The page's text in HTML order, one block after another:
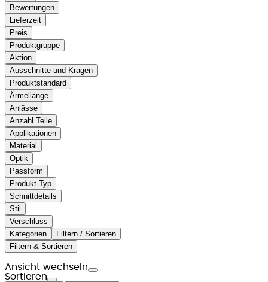
Bewertungen
Lieferzeit
Preis
Produktgruppe
Aktion
Ausschnitte und Kragen
Produktstandard
Ärmellänge
Anlässe
Anzahl Teile
Applikationen
Material
Optik
Passform
Produkt-Typ
Schnittdetails
Stil
Verschluss
Kategorien
Filtern / Sortieren
Filtern & Sortieren
Ansicht wechseln
Sortieren